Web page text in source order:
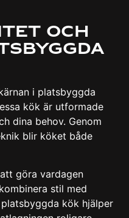
Och
i platsbyggda
kök är utformade
dina behov. Genom
blir köket både
göra vardagen
stil med
kök hjälper